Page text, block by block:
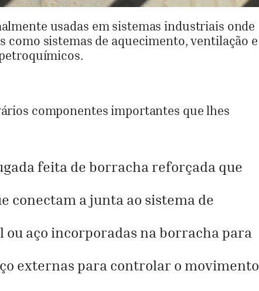
usadas em sistemas industriais onde
sistemas de aquecimento, ventilação e
componentes importantes que lhes
feita de borracha reforçada que
conectam a junta ao sistema de
ou aço incorporadas na borracha para
externas para controlar o movimento